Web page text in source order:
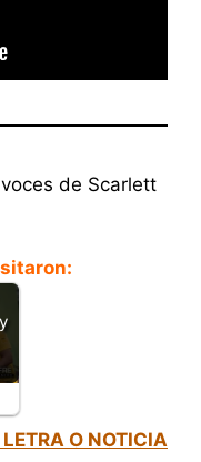
de Scarlett
O NOTICIA